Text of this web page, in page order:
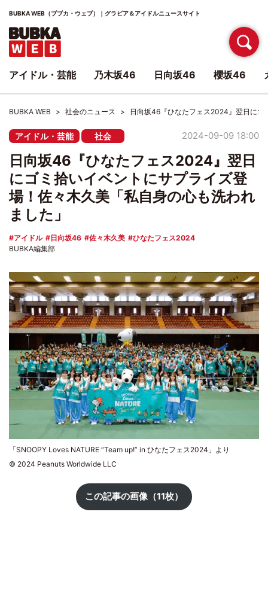
BUBKA WEB（ブブカ・ウェブ）｜グラビア＆アイドルニュースサイト
BUBKA WEB 社会のニュース 日向坂46『ひなたフェス2024』翌日にゴ
アイドル・芸能 社会 2024-09-09 18:00
日向坂46『ひなたフェス2024』翌日
にゴミ拾いイベントにサプライズ登
場！佐々木久美「私自身の心も洗われ
ました」
アイドル 日向坂46 佐々木久美
ひなたフェス2024
BUBKA編集部
「SNOOPY Loves NATURE “Team up!” in ひなたフェス2024」より
© 2024 Peanuts Worldwide LLC
この記事の画像（11枚）
アイドル・芸能 乃木坂46 日向坂46 櫻坂46